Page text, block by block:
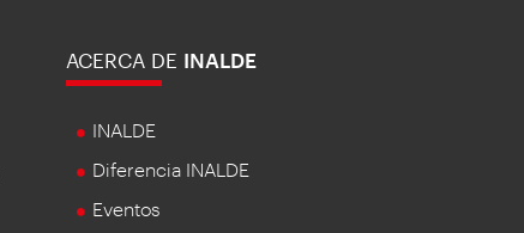
ACERCA DE INALDE
INALDE
Diferencia INALDE
Eventos